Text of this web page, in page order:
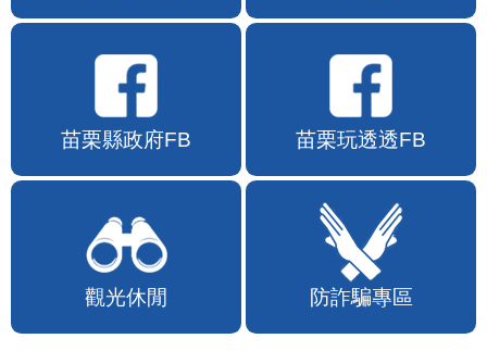
苗栗縣政府FB 苗栗玩透透FB
觀光休閒 防詐騙專區